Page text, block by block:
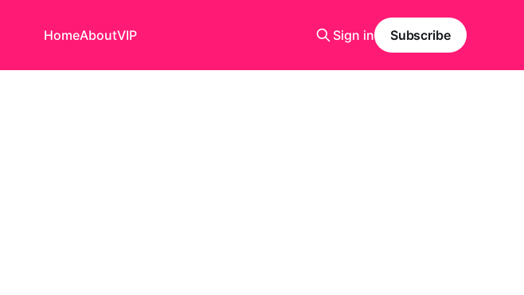
HomeAboutVIP Sign in Subscribe